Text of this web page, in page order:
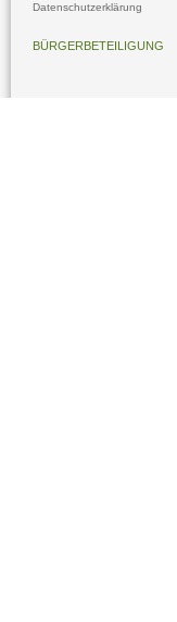
Datenschutzerklärung
BÜRGERBETEILIGUNG